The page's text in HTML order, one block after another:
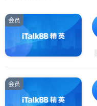
呼吸科
内分泌科
会员
会员